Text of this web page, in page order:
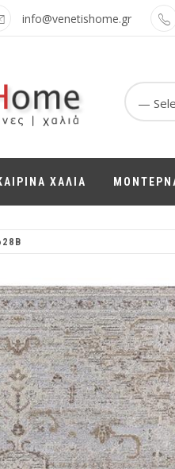
info@venetishome.gr
ΧΑΛΙΑ